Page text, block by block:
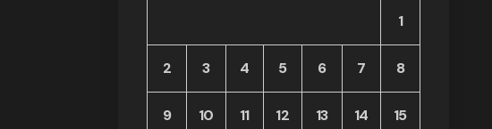
1
2 3 4 5 6 7 8
9 10 11 12 13 14 15